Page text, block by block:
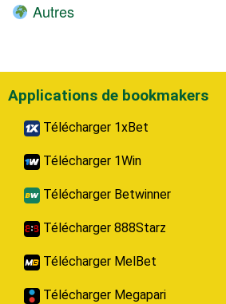
Autres
Applications de bookmakers
Télécharger 1xBet
Télécharger 1Win
Télécharger Betwinner
Télécharger 888Starz
Télécharger MelBet
Télécharger Megapari